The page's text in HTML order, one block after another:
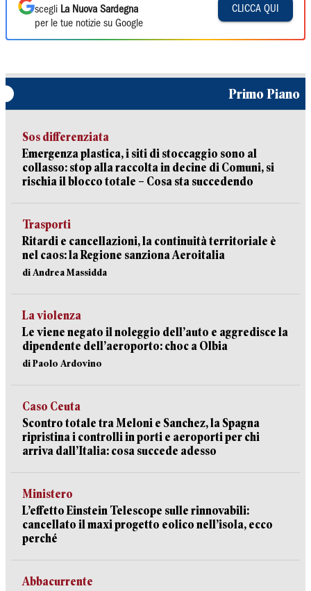
scegli La Nuova Sardegna
per le tue notizie su Google
CLICCA QUI
Primo Piano
Sos differenziata
Emergenza plastica, i siti di stoccaggio sono al
collasso: stop alla raccolta in decine di Comuni, si
rischia il blocco totale – Cosa sta succedendo
Trasporti
Ritardi e cancellazioni, la continuità territoriale è
nel caos: la Regione sanziona Aeroitalia
di Andrea Massidda
La violenza
Le viene negato il noleggio dell’auto e aggredisce la
dipendente dell’aeroporto: choc a Olbia
di Paolo Ardovino
Caso Ceuta
Scontro totale tra Meloni e Sanchez, la Spagna
ripristina i controlli in porti e aeroporti per chi
arriva dall’Italia: cosa succede adesso
Ministero
L’effetto Einstein Telescope sulle rinnovabili:
cancellato il maxi progetto eolico nell’isola, ecco
perché
Abbacurrente